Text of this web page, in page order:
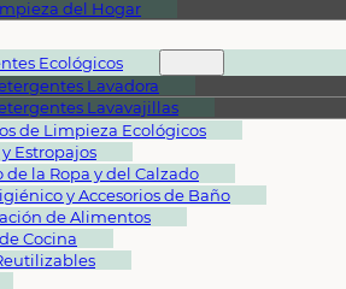
del Hogar
Ecológicos
Lavadora
Lavavajillas
de Limpieza Ecológicos
Estropajos
de la Ropa y del Calzado
y Accesorios de Baño
de Alimentos
Cocina